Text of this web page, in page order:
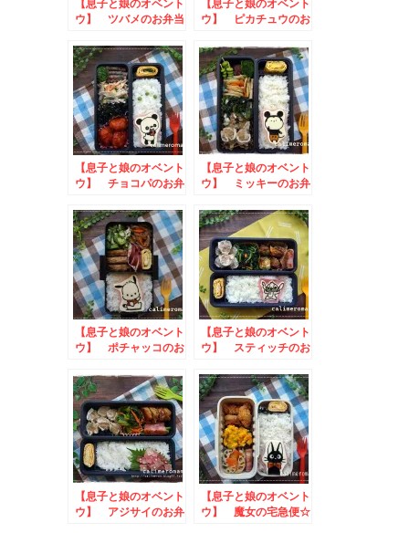
【息子と娘のオベント
ウ】 ツバメのお弁当
【息子と娘のオベント
ウ】 ピカチュウのお
【息子と娘のオベント
ウ】 チョコパのお弁
【息子と娘のオベント
ウ】 ミッキーのお弁
【息子と娘のオベント
ウ】 ポチャッコのお
【息子と娘のオベント
ウ】 スティッチのお
【息子と娘のオベント
ウ】 アジサイのお弁
【息子と娘のオベント
ウ】 魔女の宅急便☆